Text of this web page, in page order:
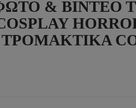
& ΒΊΝΤΕΟ
ΤΡΟΜΑΚΤΙΚΆ